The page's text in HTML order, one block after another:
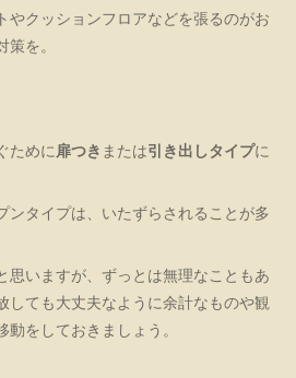
やクッションフロアなどを張るのがお
を。
ために扉つき または引き出しタイプに
ンタイプは、いたずらされることが多
思いますが、ずっとは無理なこともあ
しても大丈夫なように余計なものや観
をしておきましょう。